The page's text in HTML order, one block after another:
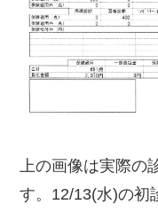
上の画像は実際
す。12/13(水)の初